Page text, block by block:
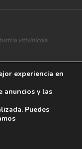
experiencia en
anuncios y las
Puedes